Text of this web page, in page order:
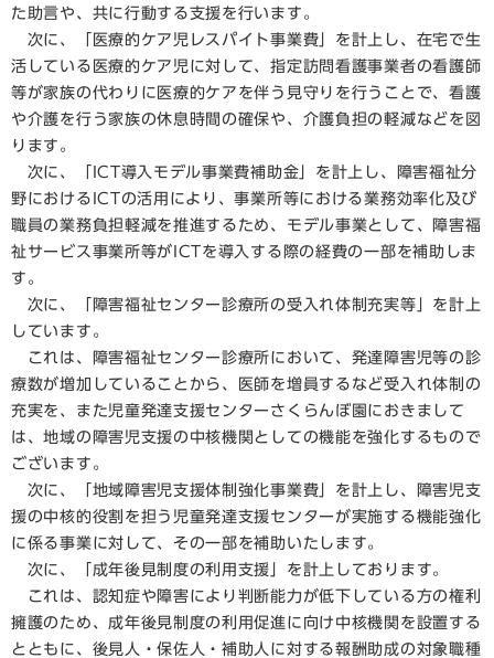
た助言や、共に行動する支援を行います。
次に、「医療的ケア児レスパイト事業費」を計上し、在宅で生
活している医療的ケア児に対して、指定訪問看護事業者の看護師
等が家族の代わりに医療的ケアを伴う見守りを行うことで、看護
や介護を行う家族の休息時間の確保や、介護負担の軽減などを図
ります。
次に、「ICT導入モデル事業費補助金」を計上し、障害福祉分
野におけるICTの活用により、事業所等における業務効率化及び
職員の業務負担軽減を推進するため、モデル事業として、障害福
祉サービス事業所等がICTを導入する際の経費の一部を補助しま
す。
次に、「障害福祉センター診療所の受入れ体制充実等」を計上
しています。
これは、障害福祉センター診療所において、発達障害児等の診
療数が増加していることから、医師を増員するなど受入れ体制の
充実を、また児童発達支援センターさくらんぼ園におきまして
は、地域の障害児支援の中核機関としての機能を強化するもので
ございます。
次に、「地域障害児支援体制強化事業費」を計上し、障害児支
援の中核的役割を担う児童発達支援センターが実施する機能強化
に係る事業に対して、その一部を補助いたします。
次に、「成年後見制度の利用支援」を計上しております。
これは、認知症や障害により判断能力が低下している方の権利
擁護のため、成年後見制度の利用促進に向け中核機関を設置する
とともに、後見人・保佐人・補助人に対する報酬助成の対象職種